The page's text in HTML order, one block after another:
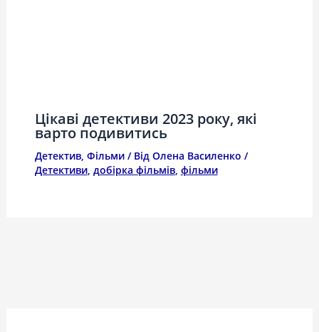
Цікаві детективи 2023 року, які
варто подивитись
Детектив, Фільми/ Від Олена Василенко /
Детективи, добірка фільмів, фільми